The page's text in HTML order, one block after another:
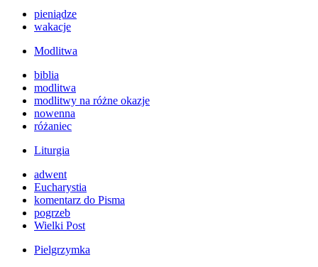
pieniądze
wakacje
Modlitwa
biblia
modlitwa
modlitwy na różne okazje
nowenna
różaniec
Liturgia
adwent
Eucharystia
komentarz do Pisma
pogrzeb
Wielki Post
Pielgrzymka